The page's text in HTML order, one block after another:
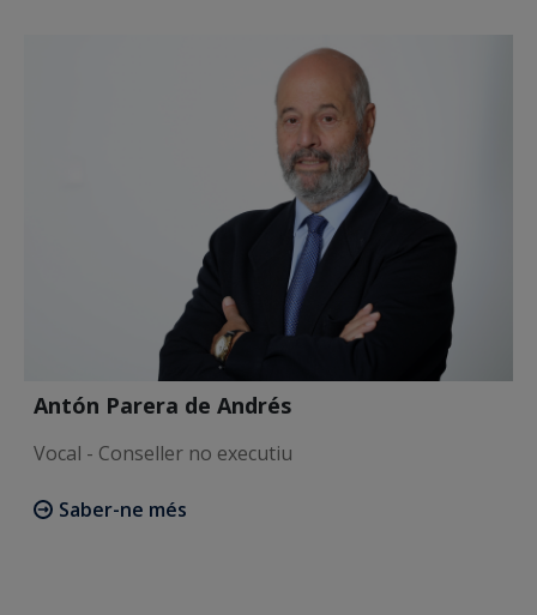
Antón Parera de Andrés
Vocal - Conseller no executiu
Saber-ne més